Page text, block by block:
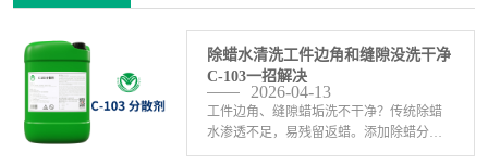
除蜡水清洗工件边角和缝隙没洗干净
C-103一招解决
2026-04-13
工件边角、缝隙蜡垢洗不干净？传统除蜡
水渗透不足，易残留返蜡。添加除蜡分散
剂C-103，集强渗透、快分解、高分散于一